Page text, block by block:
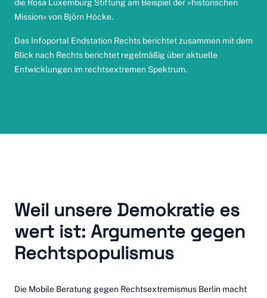
die Rosa Luxemburg Stiftungam Beispiel der »historischen
Mission« von Björn Höcke.
Das Infoportal Endstation Rechts berichtet zusammen mit dem
Blick nach Rechts berichtet regelmäßig über aktuelle
Entwicklungen im rechtsextremen Spektrum.
Weil unsere Demokratie es
wert ist: Argumente gegen
Rechtspopulismus
Die Mobile Beratung gegen Rechtsextremismus Berlin macht